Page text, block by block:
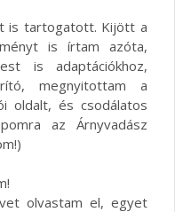
is tartogatott. Kijött a
is írtam azóta,
is adaptációkhoz,
megnyitottam a
oldalt, és csodálatos
az Árnyvadász
olvastam el, egyet